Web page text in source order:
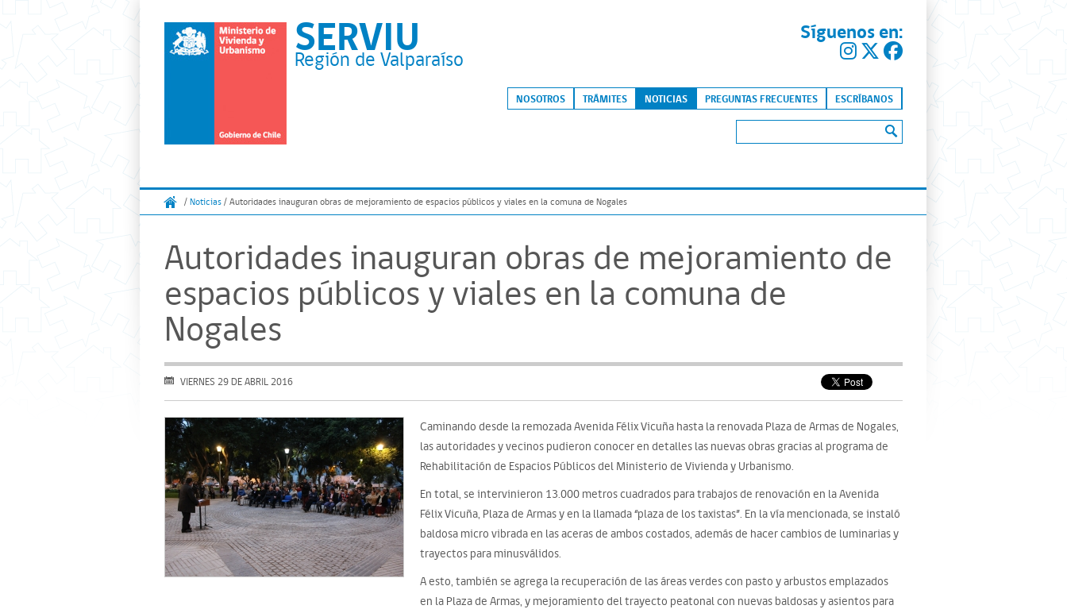
SERVIU
Región de Valparaíso
Síguenos en:
Skip to content
NOSOTROS TRÁMITES NOTICIAS PREGUNTAS FRECUENTES ESCRÍBANOS
/ Noticias / Autoridades inauguran obras de mejoramiento de espacios públicos y viales en la comuna de Nogales
Autoridades inauguran obras de mejoramiento de
espacios públicos y viales en la comuna de
Nogales
VIERNES 29 DE ABRIL 2016
Caminando desde la remozada Avenida Félix Vicuña hasta la renovada Plaza de Armas de Nogales,
las autoridades y vecinos pudieron conocer en detalles las nuevas obras gracias al programa de
Rehabilitación de Espacios Públicos del Ministerio de Vivienda y Urbanismo.
En total, se intervinieron 13.000 metros cuadrados para trabajos de renovación en la Avenida
Félix Vicuña, Plaza de Armas y en la llamada “plaza de los taxistas”. En la vía mencionada, se instaló
baldosa micro vibrada en las aceras de ambos costados, además de hacer cambios de luminarias y
trayectos para minusválidos.
A esto, también se agrega la recuperación de las áreas verdes con pasto y arbustos emplazados
en la Plaza de Armas, y mejoramiento del trayecto peatonal con nuevas baldosas y asientos para